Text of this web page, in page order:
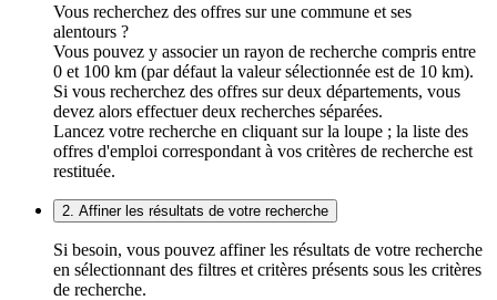
Vous recherchez des offres sur une commune et ses
alentours ?
Vous pouvez y associer un rayon de recherche compris entre
0 et 100 km (par défaut la valeur sélectionnée est de 10 km).
Si vous recherchez des offres sur deux départements, vous
devez alors effectuer deux recherches séparées.
Lancez votre recherche en cliquant sur la loupe ; la liste des
offres d'emploi correspondant à vos critères de recherche est
restituée.
2. Affiner les résultats de votre recherche
Si besoin, vous pouvez affiner les résultats de votre recherche
en sélectionnant des filtres et critères présents sous les critères
de recherche.